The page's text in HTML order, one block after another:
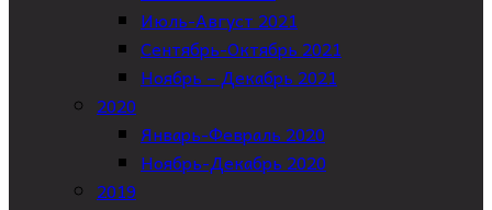
Июль-Август 2021
Сентябрь-Октябрь 2021
Ноябрь – Декабрь 2021
2020
Январь-Февраль 2020
Ноябрь-Декабрь 2020
2019